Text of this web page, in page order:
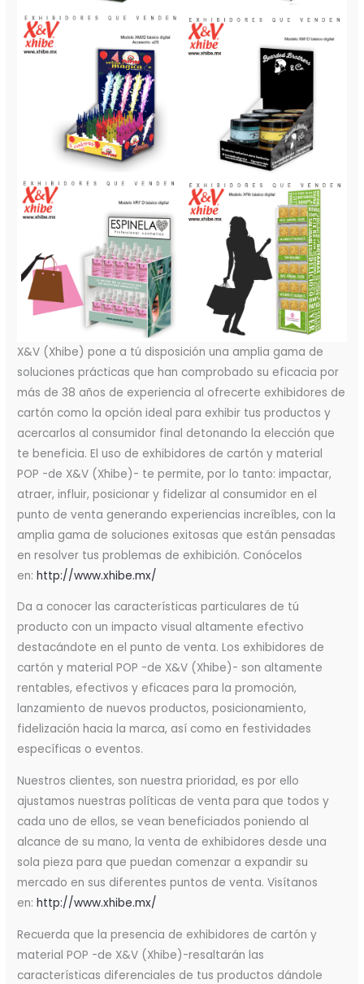
X&V (Xhibe) pone a tú disposición una amplia gama de
soluciones prácticas que han comprobado su eficacia por
más de 38 años de experiencia al ofrecerte exhibidores de
cartón como la opción ideal para exhibir tus productos y
acercarlos al consumidor final detonando la elección que
te beneficia. El uso de exhibidores de cartón y material
POP -de X&V (Xhibe)- te permite, por lo tanto: impactar,
atraer, influir, posicionar y fidelizar al consumidor en el
punto de venta generando experiencias increíbles, con la
amplia gama de soluciones exitosas que están pensadas
en resolver tus problemas de exhibición. Conócelos
en:http://www.xhibe.mx/
Da a conocer las características particulares de tú
producto con un impacto visual altamente efectivo
destacándote en el punto de venta. Los exhibidores de
cartón y material POP -de X&V (Xhibe)- son altamente
rentables, efectivos y eficaces para la promoción,
lanzamiento de nuevos productos, posicionamiento,
fidelización hacia la marca, así como en festividades
específicas o eventos.
Nuestros clientes, son nuestra prioridad, es por ello
ajustamos nuestras políticas de venta para que todos y
cada uno de ellos, se vean beneficiados poniendo al
alcance de su mano, la venta de exhibidores desde una
sola pieza para que puedan comenzar a expandir su
mercado en sus diferentes puntos de venta. Visítanos
en:http://www.xhibe.mx/
Recuerda que la presencia de exhibidores de cartón y
material POP -de X&V (Xhibe)-resaltarán las
características diferenciales de tus productos dándole